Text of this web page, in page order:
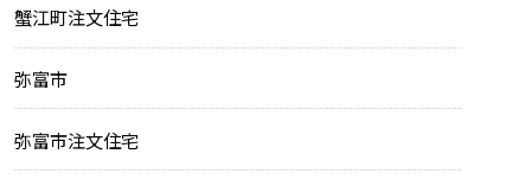
蟹江町注文住宅
弥富市
弥富市注文住宅